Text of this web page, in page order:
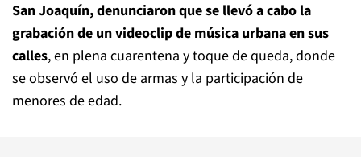
San Joaquín, denunciaron que se llevó a cabo la
grabación de un videoclip de música urbana en sus
calles, en plena cuarentena y toque de queda, donde
se observó el uso de armas y la participación de
menores de edad.